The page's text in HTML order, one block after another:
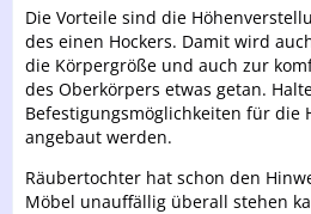
Die Vorteile sind die
des einen Hockers. Damit wird
die Körpergröße und auch zur
des Oberkörpers etwas getan.
Befestigungsmöglichkeiten für die
angebaut werden.
Räubertochter hat schon den
Möbel unauffällig überall stehen